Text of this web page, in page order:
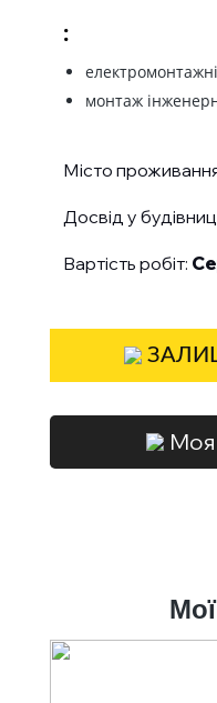
:
монтаж
Місто
Досвід у
Вартість робіт:
Моя